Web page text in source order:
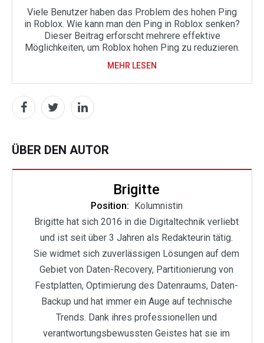
Viele Benutzer haben das Problem des hohen Ping
in Roblox. Wie kann man den Ping in Roblox senken?
Dieser Beitrag erforscht mehrere effektive
Möglichkeiten, um Roblox hohen Ping zu reduzieren.
MEHR LESEN
ÜBER DEN AUTOR
Brigitte
Position: Kolumnistin
Brigitte hat sich 2016 in die Digitaltechnik verliebt
und ist seit über 3 Jahren als Redakteurin tätig.
Sie widmet sich zuverlässigen Lösungen auf dem
Gebiet von Daten-Recovery, Partitionierung von
Festplatten, Optimierung des Datenraums, Daten-
Backup und hat immer ein Auge auf technische
Trends. Dank ihres professionellen und
verantwortungsbewussten Geistes hat sie im